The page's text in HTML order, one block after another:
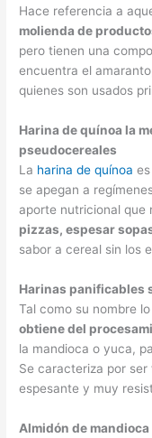
Hace referencia a
molienda de
pero tienen una
encuentra el
quienes son usados
Harina de quínoa la
pseudocereales
La harina de quínoa
se apegan a
aporte nutricional que
pizzas, espesar
sabor a cereal sin los
Harinas panificables
Tal como su nombre
obtiene del
la mandioca o yuca,
Se caracteriza por
espesante y muy
Almidón de